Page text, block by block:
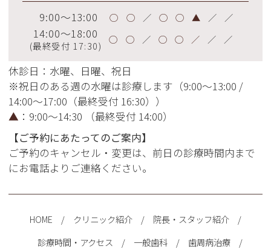
9:00～13:00 ◯ ◯ ／ ◯ ◯ ▲ ／ ／
14:00～18:00
(最終受付 17:30)
◯ ◯ ／ ◯ ◯ ／ ／ ／
休診日：水曜、日曜、祝日
※祝日のある週の水曜は診療します（9:00～13:00 /
14:00～17:00（最終受付 16:30））
▲ ：9:00～14:30 （最終受付 14:00）
【ご予約にあたってのご案内】
ご予約のキャンセル・変更は、前日の診療時間内まで
にお電話よりご連絡ください。
HOME / クリニック紹介 / 院長・スタッフ紹介 /
診療時間・アクセス / 一般歯科/ 歯周病治療/